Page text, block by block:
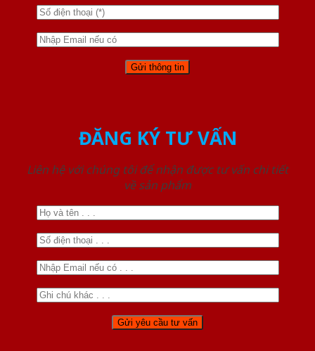
ĐĂNG KÝ TƯ VẤN
Liên hệ với chúng tôi để nhận được tư vấn chi tiết
về sản phẩm